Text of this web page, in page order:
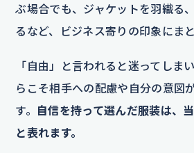
ぶ場合でも、ジャケットを羽織る
るなど、ビジネス寄りの印象にま
「自由」と言われると迷ってしま
らこそ相手への配慮や自分の意図
す。
自信を持って選んだ服装は、
と表れます。